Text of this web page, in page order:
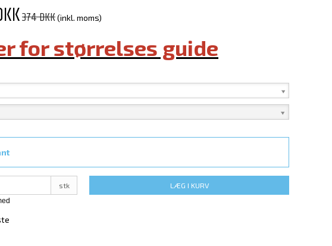
374 DKK(inkl. moms)
for størrelses guide
stk LÆG I KURV